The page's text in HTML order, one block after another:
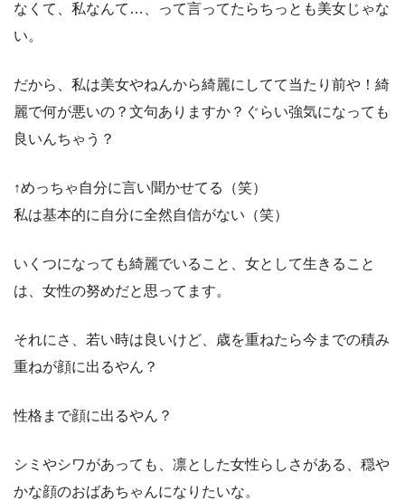
なくて、私なんて…、って言ってたらちっとも美女じゃな
い。
だから、私は美女やねんから綺麗にしてて当たり前や！綺
麗で何が悪いの？文句ありますか？ぐらい強気になっても
良いんちゃう？
↑めっちゃ自分に言い聞かせてる（笑）
私は基本的に自分に全然自信がない（笑）
いくつになっても綺麗でいること、女として生きること
は、女性の努めだと思ってます。
それにさ、若い時は良いけど、歳を重ねたら今までの積み
重ねが顔に出るやん？
性格まで顔に出るやん？
シミやシワがあっても、凛とした女性らしさがある、穏や
かな顔のおばあちゃんになりたいな。